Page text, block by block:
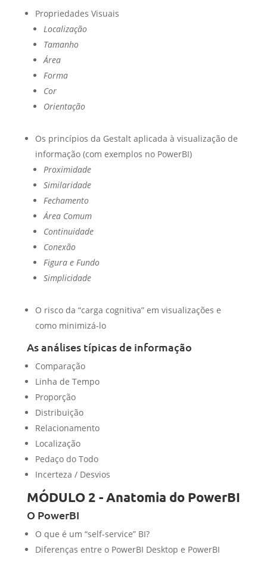
Propriedades Visuais
Localização
Tamanho
Área
Forma
Cor
Orientação
Os princípios da Gestalt aplicada à visualização de
informação (com exemplos no PowerBI)
Proximidade
Similaridade
Fechamento
Área Comum
Continuidade
Conexão
Figura e Fundo
Simplicidade
O risco da “carga cognitiva” em visualizações e
como minimizá-lo
As análises típicas de informação
Comparação
Linha de Tempo
Proporção
Distribuição
Relacionamento
Localização
Pedaço do Todo
Incerteza / Desvios
MÓDULO 2 - Anatomia do PowerBI
O PowerBI
O que é um “self-service” BI?
Diferenças entre o PowerBI Desktop e PowerBI